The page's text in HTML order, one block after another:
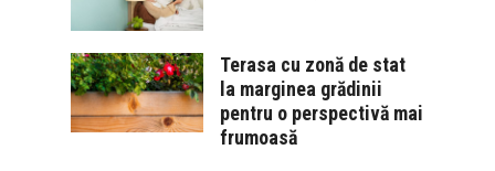
Terasa cu zonă de stat
la marginea grădinii
pentru o perspectivă mai
frumoasă